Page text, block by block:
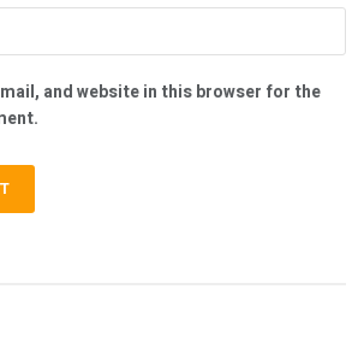
and website in this browser for the